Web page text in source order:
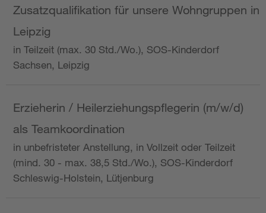
Zusatzqualifikation für unsere Wohngruppen in
Leipzig
in Teilzeit (max. 30 Std./Wo.), SOS-Kinderdorf
Sachsen, Leipzig
Erzieherin / Heilerziehungspflegerin (m/w/d)
als Teamkoordination
in unbefristeter Anstellung, in Vollzeit oder Teilzeit
(mind. 30 - max. 38,5 Std./Wo.), SOS-Kinderdorf
Schleswig-Holstein, Lütjenburg